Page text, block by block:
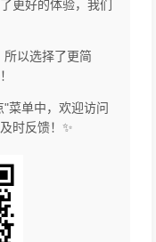
更好的体验，我们
所以选择了更简
菜单中，欢迎访问
时反馈！✨